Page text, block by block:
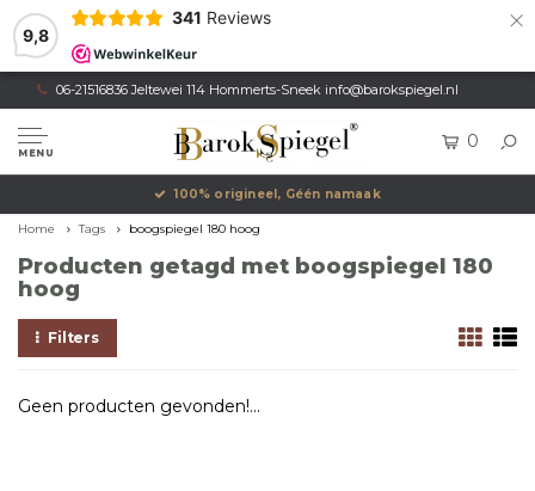
9,8
341 Reviews ×
06-21516836 Jeltewei 114 Hommerts-Sneek info@barokspiegel.nl
MENU
0
100% origineel, Géén namaak
Home Tags boogspiegel 180 hoog
Producten getagd met boogspiegel 180
hoog
Filters
Geen producten gevonden!...